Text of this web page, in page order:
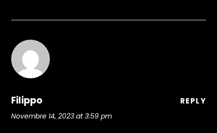
Filippo
Novembre 14, 2023 at 3:59 pm
REPLY